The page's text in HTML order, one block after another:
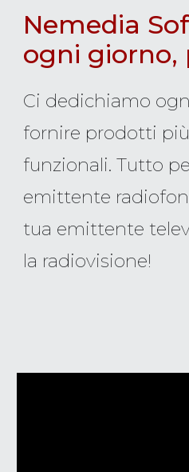
Nemedia
ogni giorno,
Ci dedichiamo
fornire prodotti
funzionali. Tutto
emittente
tua emittente
la radiovisione!